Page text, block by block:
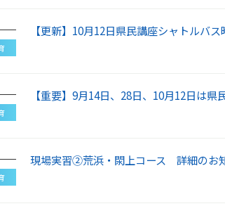
【更新】10月12日県民講座シャトルバ
【重要】9月14日、28日、10月12日は県
現場実習②荒浜・閖上コース 詳細のお